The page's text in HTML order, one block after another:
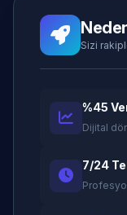
Sizi
%45
Dijital
7/24